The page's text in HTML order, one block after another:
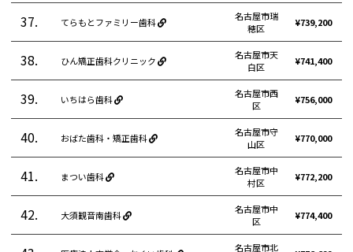
37. てらもとファミリー歯科
名古屋市瑞
穂区
¥739,200
38. ひん矯正歯科クリニック
名古屋市天
白区
¥741,400
39. いちはら歯科
名古屋市西
区
¥756,000
40. おばた歯科・矯正歯科
名古屋市守
山区
¥770,000
41. まつい歯科
名古屋市中
村区
¥772,200
42. 大須観音南歯科
名古屋市中
区
¥774,400
名古屋市北